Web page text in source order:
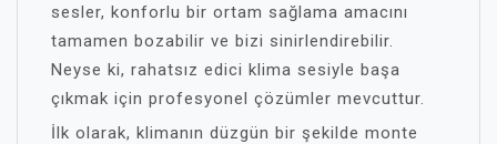
sesler, konforlu bir ortam sağlama amacını
tamamen bozabilir ve bizi sinirlendirebilir.
Neyse ki, rahatsız edici klima sesiyle başa
çıkmak için profesyonel çözümler mevcuttur.
İlk olarak, klimanın düzgün bir şekilde monte